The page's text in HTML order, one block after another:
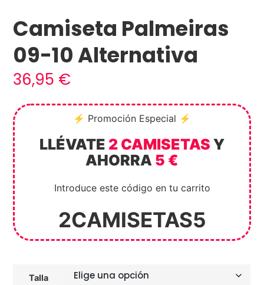
Camiseta Palmeiras
09-10 Alternativa
36,95 €
⚡ Promoción Especial ⚡
LLÉVATE 2 CAMISETAS Y
AHORRA 5 €
Introduce este código en tu carrito
2CAMISETAS5
Talla